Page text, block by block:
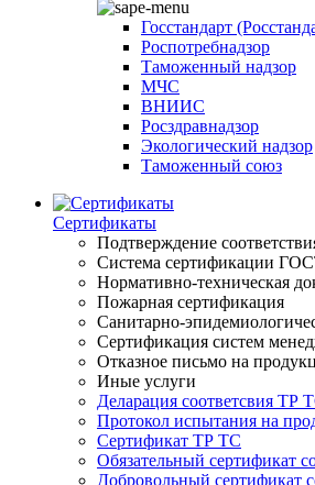
Госстандарт
Роспотребнадзор
Таможенный надзор
МЧС
ВНИИС
Росздравнадзор
Экологический надзор
Таможенный союз
Сертификаты
Подтверждение
Система сертификации
Нормативно-техническая
Пожарная сертификация
Санитарно-
Сертификация систем
Отказное письмо на
Иные услуги
Деларация соответсвия ТР
Протокол испытания на
Сертификат ТР ТС
Обязательный сертификат
Добровольный сертификат